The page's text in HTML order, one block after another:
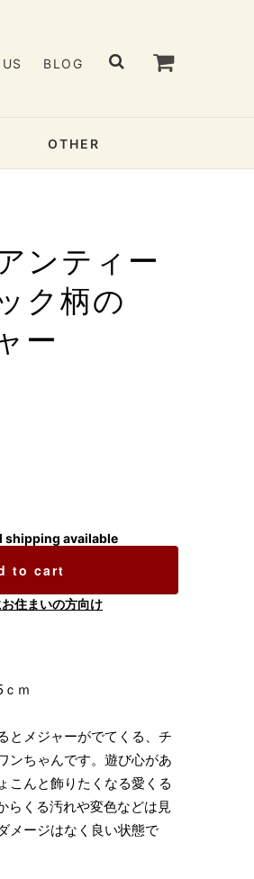
BLOG
OTHER
ンティー
ク柄の
ー
shipping available
to cart
住まいの方向け
ｍ
とメジャーがでてくる、チ
ンちゃんです。遊び心があ
こんと飾りたくなる愛くる
らくる汚れや変色などは見
メージはなく良い状態で